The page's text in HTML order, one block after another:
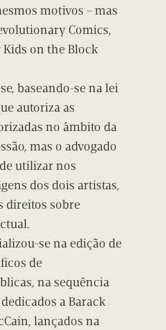
motivos – mas
Comics,
Kids on the Block
baseando-se na lei
autoriza as
no âmbito da
mas o advogado
utilizar nos
dos dois artistas,
direitos sobre
se na edição de
de
na sequência
a Barack
lançados na